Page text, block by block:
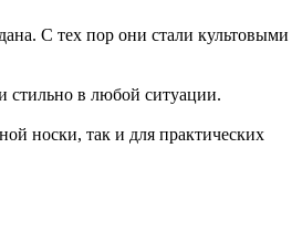
С тех пор они стали культовыми
стильно в любой ситуации.
носки, так и для практических